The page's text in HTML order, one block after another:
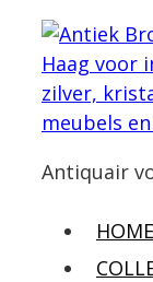
Antiquair
HOME